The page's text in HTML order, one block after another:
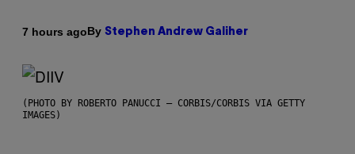
7 hours agoBy Stephen Andrew Galiher
(PHOTO BY ROBERTO PANUCCI – CORBIS/CORBIS VIA GETTY
IMAGES)